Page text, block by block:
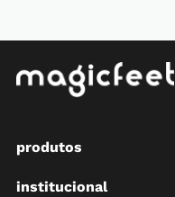
produtos
institucional